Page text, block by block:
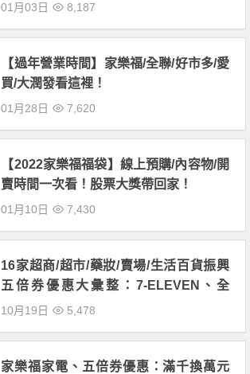
01月03日 8,187
【過年營業時間】家樂福/全聯/好市多/愛
買/大潤發看這裡！
01月28日 7,620
【2022家樂福福袋】線上預購/內容物/開
賣時間一次看！股票大獎帶回家！
01月10日 7,430
16家超商/超市/藥妝/賣場/生活百貨振興
五倍券優惠大彙整：7-ELEVEN、全
聯、家樂福、屈臣氏紙本及數位券活動
10月19日 5,478
家樂福家電、五倍券優惠：滿千換萬元